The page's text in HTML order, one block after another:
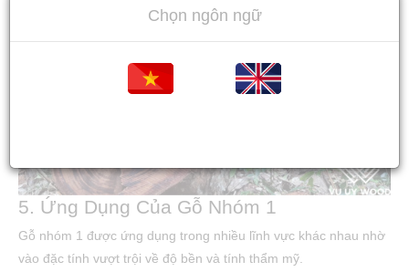
5. Ứng Dụng Của Gỗ Nhóm 1
Gỗ nhóm 1 được ứng dụng trong nhiều lĩnh vực khác nhau nhờ
vào đặc tính vượt trội về độ bền và tính thẩm mỹ.
Chọn ngôn ngữ